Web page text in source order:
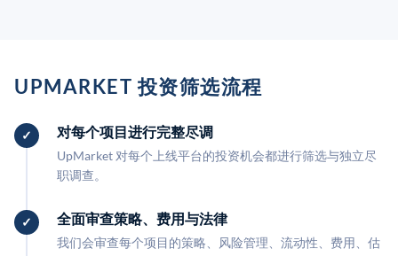
UPMARKET 投资筛选流程
对每个项目进行完整尽调
UpMarket 对每个上线平台的投资机会都进行筛选与独立尽
职调查。
全面审查策略、费用与法律
我们会审查每个项目的策略、风险管理、流动性、费用、估